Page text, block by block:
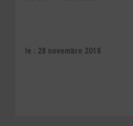
le : 28 novembre 2018